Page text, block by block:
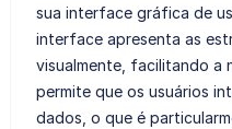
sua interface gráfica de
interface apresenta as
visualmente, facilitando a
permite que os usuários
dados, o que é